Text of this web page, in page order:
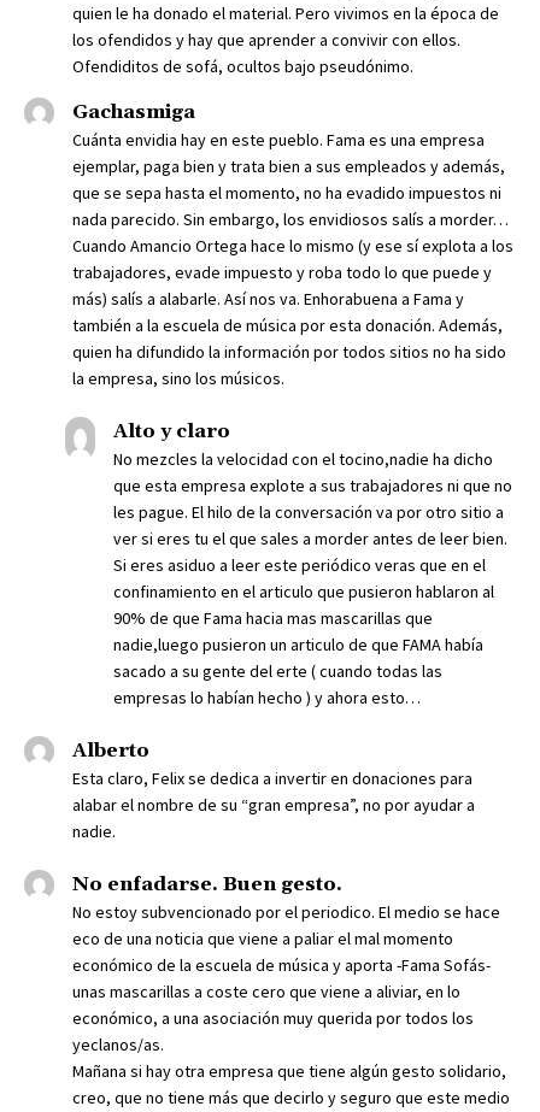
quien le ha donado el material. Pero vivimos en la época de
los ofendidos y hay que aprender a convivir con ellos.
Ofendiditos de sofá, ocultos bajo pseudónimo.
Gachasmiga
Cuánta envidia hay en este pueblo. Fama es una empresa
ejemplar, paga bien y trata bien a sus empleados y además,
que se sepa hasta el momento, no ha evadido impuestos ni
nada parecido. Sin embargo, los envidiosos salís a morder…
Cuando Amancio Ortega hace lo mismo (y ese sí explota a los
trabajadores, evade impuesto y roba todo lo que puede y
más) salís a alabarle. Así nos va. Enhorabuena a Fama y
también a la escuela de música por esta donación. Además,
quien ha difundido la información por todos sitios no ha sido
la empresa, sino los músicos.
Alto y claro
No mezcles la velocidad con el tocino,nadie ha dicho
que esta empresa explote a sus trabajadores ni que no
les pague. El hilo de la conversación va por otro sitio a
ver si eres tu el que sales a morder antes de leer bien.
Si eres asiduo a leer este periódico veras que en el
confinamiento en el articulo que pusieron hablaron al
90% de que Fama hacia mas mascarillas que
nadie,luego pusieron un articulo de que FAMA había
sacado a su gente del erte ( cuando todas las
empresas lo habían hecho ) y ahora esto…
Alberto
Esta claro, Felix se dedica a invertir en donaciones para
alabar el nombre de su “gran empresa”, no por ayudar a
nadie.
No enfadarse. Buen gesto.
No estoy subvencionado por el periodico. El medio se hace
eco de una noticia que viene a paliar el mal momento
económico de la escuela de música y aporta -Fama Sofás-
unas mascarillas a coste cero que viene a aliviar, en lo
económico, a una asociación muy querida por todos los
yeclanos/as.
Mañana si hay otra empresa que tiene algún gesto solidario,
creo, que no tiene más que decirlo y seguro que este medio